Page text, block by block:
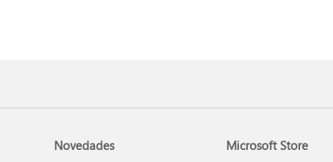
Novedades Microsoft Store